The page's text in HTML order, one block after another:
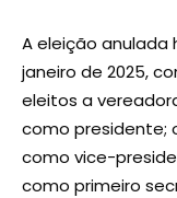
A eleição anulada
janeiro de 2025,
eleitos a
como presidente;
como vice-
como primeiro